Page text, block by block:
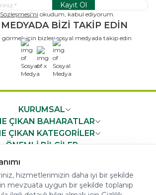
Kayıt Ol
okudum, kabul ediyorum.
MEDYADA BİZİ TAKİP EDİN
görmek için bizleri sosyal medyada takip edin
x
KURUMSAL
ÇIKAN BAHARATLAR
ÇIKAN KATEGORİLER
ÖNEMLİ BİLGİLER
hizmetlerimizin daha iyi bir şekilde
mevzuata uygun bir şekilde toplanıp